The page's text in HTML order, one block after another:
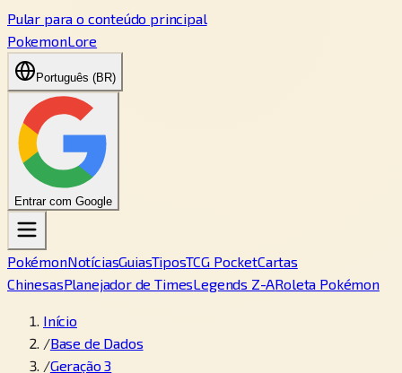
Pular para o conteúdo principal
PokemonLore
Português (BR)
Entrar com Google
PokémonNotíciasGuiasTiposTCG PocketCartas
ChinesasPlanejador de TimesLegends Z-ARoleta Pokémon
Início
/Base de Dados
/Geração 3